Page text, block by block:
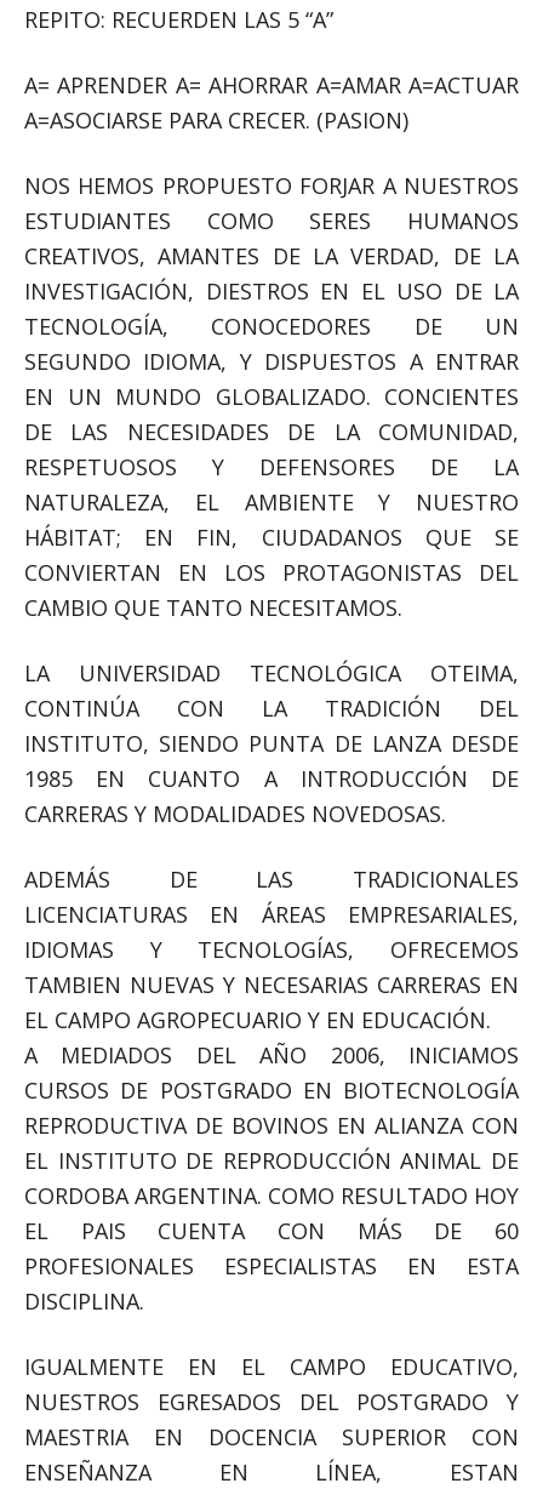
REPITO: RECUERDEN LAS 5 “A”
A= APRENDER A= AHORRAR A=AMAR A=ACTUAR
A=ASOCIARSE PARA CRECER. (PASION)
NOS HEMOS PROPUESTO FORJAR A NUESTROS
ESTUDIANTES COMO SERES HUMANOS
CREATIVOS, AMANTES DE LA VERDAD, DE LA
INVESTIGACIÓN, DIESTROS EN EL USO DE LA
TECNOLOGÍA, CONOCEDORES DE UN
SEGUNDO IDIOMA, Y DISPUESTOS A ENTRAR
EN UN MUNDO GLOBALIZADO. CONCIENTES
DE LAS NECESIDADES DE LA COMUNIDAD,
RESPETUOSOS Y DEFENSORES DE LA
NATURALEZA, EL AMBIENTE Y NUESTRO
HÁBITAT; EN FIN, CIUDADANOS QUE SE
CONVIERTAN EN LOS PROTAGONISTAS DEL
CAMBIO QUE TANTO NECESITAMOS.
LA UNIVERSIDAD TECNOLÓGICA OTEIMA,
CONTINÚA CON LA TRADICIÓN DEL
INSTITUTO, SIENDO PUNTA DE LANZA DESDE
1985 EN CUANTO A INTRODUCCIÓN DE
CARRERAS Y MODALIDADES NOVEDOSAS.
ADEMÁS DE LAS TRADICIONALES
LICENCIATURAS EN ÁREAS EMPRESARIALES,
IDIOMAS Y TECNOLOGÍAS, OFRECEMOS
TAMBIEN NUEVAS Y NECESARIAS CARRERAS EN
EL CAMPO AGROPECUARIO Y EN EDUCACIÓN.
A MEDIADOS DEL AÑO 2006, INICIAMOS
CURSOS DE POSTGRADO EN BIOTECNOLOGÍA
REPRODUCTIVA DE BOVINOS EN ALIANZA CON
EL INSTITUTO DE REPRODUCCIÓN ANIMAL DE
CORDOBA ARGENTINA. COMO RESULTADO HOY
EL PAIS CUENTA CON MÁS DE 60
PROFESIONALES ESPECIALISTAS EN ESTA
DISCIPLINA.
IGUALMENTE EN EL CAMPO EDUCATIVO,
NUESTROS EGRESADOS DEL POSTGRADO Y
MAESTRIA EN DOCENCIA SUPERIOR CON
ENSEÑANZA EN LÍNEA, ESTAN